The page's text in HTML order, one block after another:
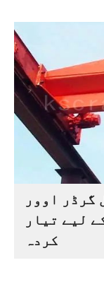
گرڈر اوور
لیے تیار
کردہ